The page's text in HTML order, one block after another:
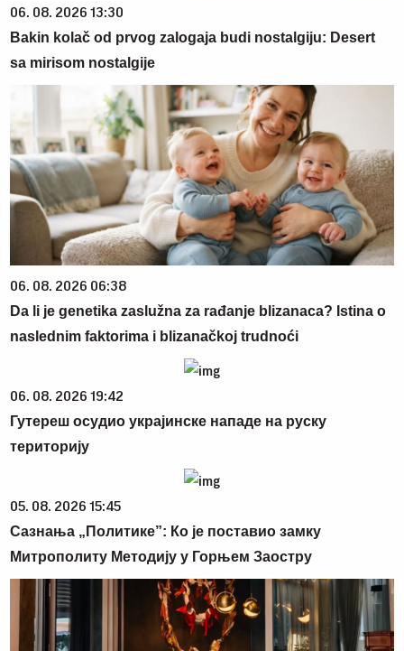
06. 08. 2026 13:30
Bakin kolač od prvog zalogaja budi nostalgiju: Desert
sa mirisom nostalgije
06. 08. 2026 06:38
Da li je genetika zaslužna za rađanje blizanaca? Istina o
naslednim faktorima i blizanačkoj trudnoći
06. 08. 2026 19:42
Гутереш осудио украјинске нападе на руску
територију
05. 08. 2026 15:45
Сазнања „Политике”: Ко је поставио замку
Митрополиту Методију у Горњем Заостру